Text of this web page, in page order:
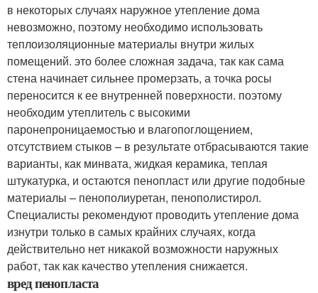
в некоторых случаях наружное утепление дома
невозможно, поэтому необходимо использовать
теплоизоляционные материалы внутри жилых
помещений. это более сложная задача, так как сама
стена начинает сильнее промерзать, а точка росы
переносится к ее внутренней поверхности. поэтому
необходим утеплитель с высокими
паронепроницаемостью и влагопоглощением,
отсутствием стыков – в результате отбрасываются такие
варианты, как минвата, жидкая керамика, теплая
штукатурка, и остаются пенопласт или другие подобные
материалы – пенополиуретан, пенополистирол.
Специалисты рекомендуют проводить утепление дома
изнутри только в самых крайних случаях, когда
действительно нет никакой возможности наружных
работ, так как качество утепления снижается.
вред пенопласта